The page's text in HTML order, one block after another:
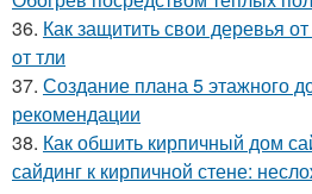
36. Как защитить свои деревья
от тли
37. Создание плана 5 этажного
рекомендации
38. Как обшить кирпичный дом
сайдинг к кирпичной стене: